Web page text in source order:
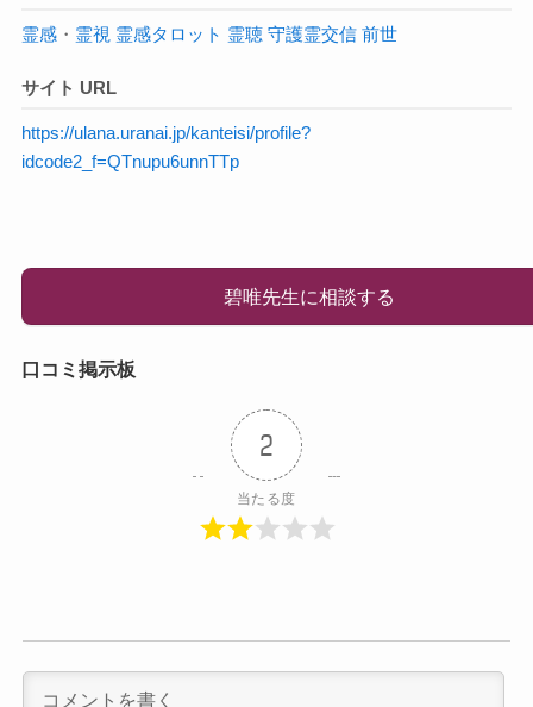
霊感・ 霊視 霊感タロット 霊聴 守護霊交信 前世
サイト URL
https://ulana.uranai.jp/kanteisi/profile?
idcode2_f=QTnupu6unnTTp
碧唯先生に相談する
口コミ掲示板
2
当たる度